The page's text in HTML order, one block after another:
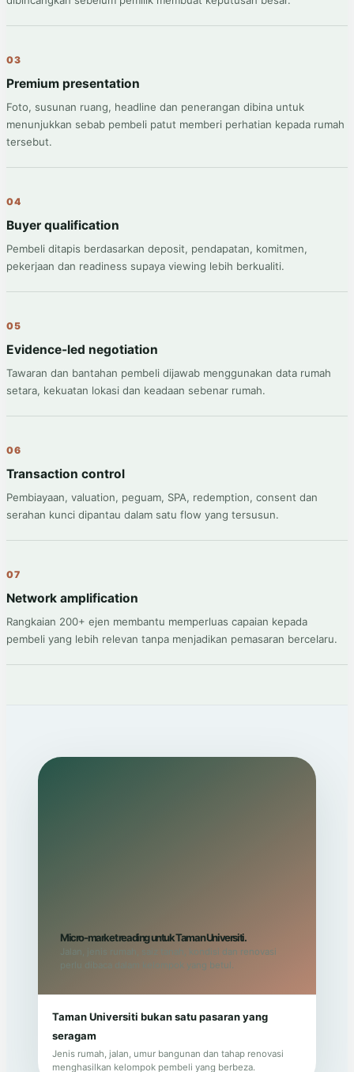
03
Premium presentation
Foto, susunan ruang, headline dan penerangan dibina untuk
menunjukkan sebab pembeli patut memberi perhatian kepada rumah
tersebut.
04
Buyer qualification
Pembeli ditapis berdasarkan deposit, pendapatan, komitmen,
pekerjaan dan readiness supaya viewing lebih berkualiti.
05
Evidence-led negotiation
Tawaran dan bantahan pembeli dijawab menggunakan data rumah
setara, kekuatan lokasi dan keadaan sebenar rumah.
06
Transaction control
Pembiayaan, valuation, peguam, SPA, redemption, consent dan
serahan kunci dipantau dalam satu flow yang tersusun.
07
Network amplification
Rangkaian 200+ ejen membantu memperluas capaian kepada
pembeli yang lebih relevan tanpa menjadikan pemasaran bercelaru.
Micro-market reading untuk Taman Universiti.
Jalan, jenis rumah, saiz tanah, kondisi dan renovasi
perlu dibaca dalam kelompok yang betul.
Taman Universiti bukan satu pasaran yang
seragam
Jenis rumah, jalan, umur bangunan dan tahap renovasi
menghasilkan kelompok pembeli yang berbeza.